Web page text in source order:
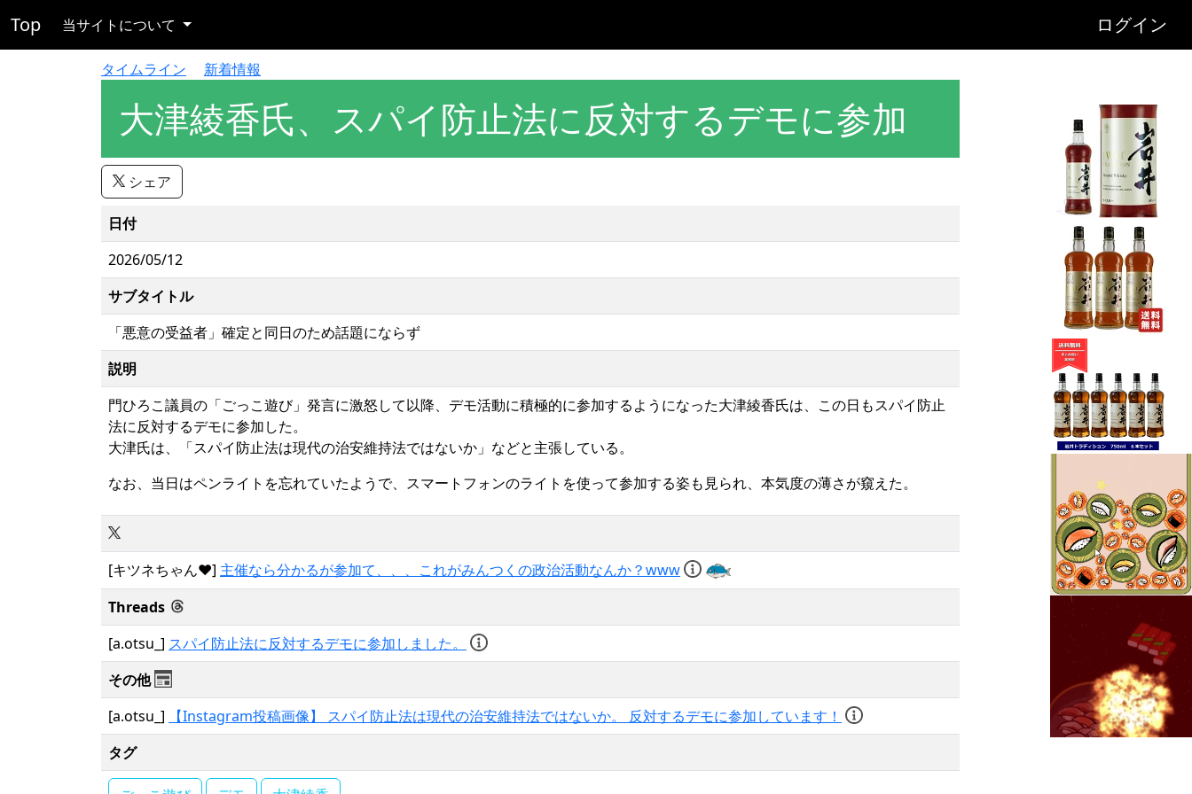
Top 当サイトについて ログイン
タイムライン 新着情報
大津綾香氏、スパイ防止法に反対するデモに参加
シェア
日付
2026/05/12
サブタイトル
「悪意の受益者」確定と同日のため話題にならず
説明
門ひろこ議員の「ごっこ遊び」発言に激怒して以降、デモ活動に積極的に参加するようになった大津綾香氏は、この日もスパイ防止
法に反対するデモに参加した。
大津氏は、「スパイ防止法は現代の治安維持法ではないか」などと主張している。
なお、当日はペンライトを忘れていたようで、スマートフォンのライトを使って参加する姿も見られ、本気度の薄さが窺えた。
[キツネちゃん❤️] 主催なら分かるが参加て、、、これがみんつくの政治活動なんか？www
Threads
[a.otsu_] スパイ防止法に反対するデモに参加しました。
その他
[a.otsu_]
【Instagram投稿画像】 スパイ防止法は現代の治安維持法ではないか。 反対するデモに参加しています！
タグ